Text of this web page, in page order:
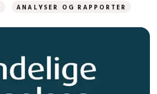
ANALYSER OG RAPPORTER